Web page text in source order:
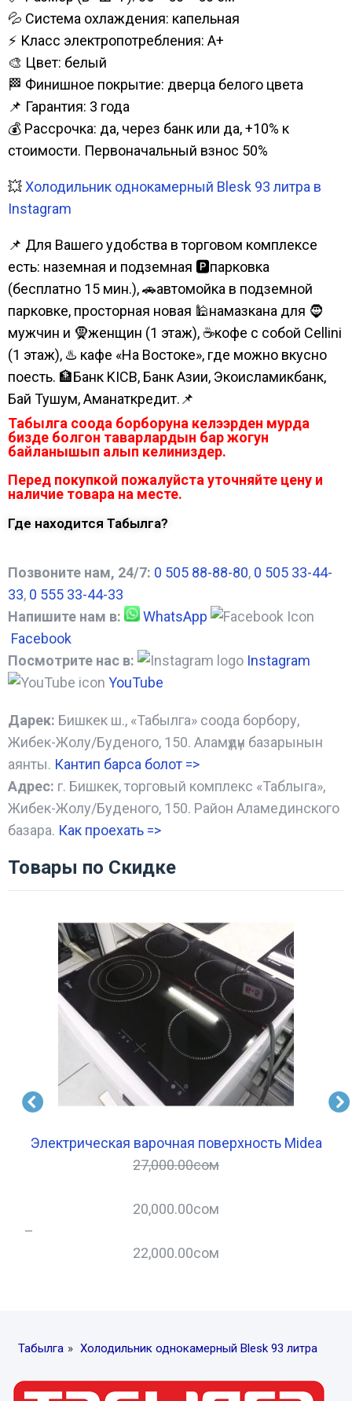
💦 Система охлаждения: капельная
⚡ Класс электропотребления: А+
🎨 Цвет: белый
🏁 Финишное покрытие: дверца белого цвета
📌 Гарантия: 3 года
💰 Рассрочка: да, через банк или да, +10% к
стоимости. Первоначальный взнос 50%
💥Холодильник однокамерный Blesk 93 литра в
Instagram
📌 Для Вашего удобства в торговом комплексе
есть: наземная и подземная 🅿парковка
(бесплатно 15 мин.), 🚗автомойка в подземной
парковке, просторная новая 🕌намазкана для 🧔
мужчин и 🧕женщин (1 этаж), ☕кофе с собой Cellini
(1 этаж), ♨️ кафе «На Востоке», где можно вкусно
поесть. 🏦Банк KICB, Банк Азии, Экоисламикбанк,
Бай Тушум, Аманаткредит.📌
Табылга соода борборуна келээрден мурда
бизде болгон таварлардын бар жогун
байланышып алып келиниздер.
Перед покупкой пожалуйста уточняйте цену и
наличие товара на месте.
Где находится Табылга?
Позвоните нам, 24/7: 0 505 88-88-80, 0 505 33-44-
33, 0 555 33-44-33
Напишите нам в:
WhatsApp
Facebook
Посмотрите нас в:
Instagram
YouTube
Дарек: Бишкек ш., «Табылга» соода борбору,
Жибек-Жолу/Буденого, 150. Аламүдүн базарынын
аянты. Кантип барса болот =>
Адрес: г. Бишкек, торговый комплекс «Таблыга»,
Жибек-Жолу/Буденого, 150. Район Аламединского
базара. Как проехать =>
Товары по Скидке
Электрическая варочная поверхность Midea
27,000.00сом
20,000.00сом
–
22,000.00сом
Табылга » Холодильник однокамерный Blesk 93 литра